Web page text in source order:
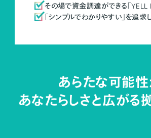
その場で資金調達ができる「YELL
「シンプルでわかりやすい」を追求
あらたな可能性
あなたらしさと広がる